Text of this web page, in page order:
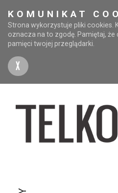
KOMUNIKAT
Strona wykorzystuje pliki cookies.
oznacza na to zgodę. Pamiętaj,
pamięci twojej przeglądarki.
X